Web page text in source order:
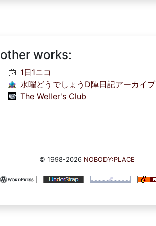
other works:
1日1ニコ
水曜どうでしょうD陣日記アーカイブ
The Weller's Club
© 1998-2026 NOBODY:PLACE